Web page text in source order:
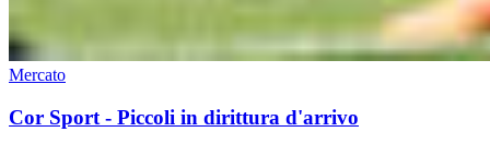
Mercato
Cor Sport - Piccoli in dirittura d'arrivo